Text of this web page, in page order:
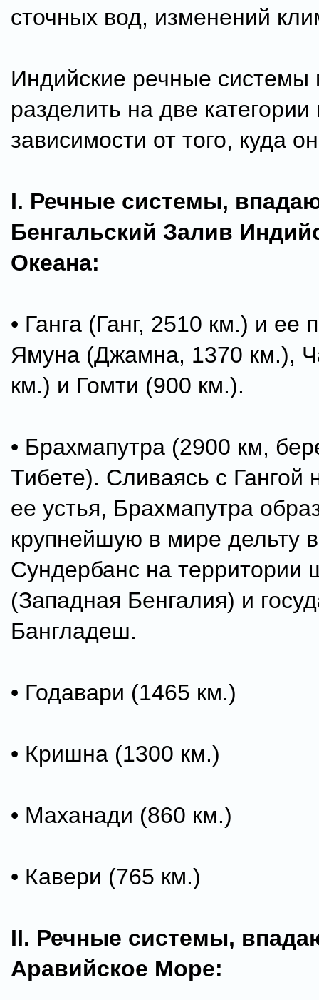
сточных вод, изменений
Индийские речные системы
разделить на две категории
зависимости от того, куда
I. Речные системы,
Бенгальский Залив
Океана:
• Ганга (Ганг, 2510 км.) и ее
Ямуна (Джамна, 1370 км.),
км.) и Гомти (900 км.).
• Брахмапутра (2900 км,
Тибете). Сливаясь с Гангой
ее устья, Брахмапутра
крупнейшую в мире дельту
Сундербанс на территории
(Западная Бенгалия) и
Бангладеш.
• Годавари (1465 км.)
• Кришна (1300 км.)
• Маханади (860 км.)
• Кавери (765 км.)
II. Речные системы,
Аравийское Море: